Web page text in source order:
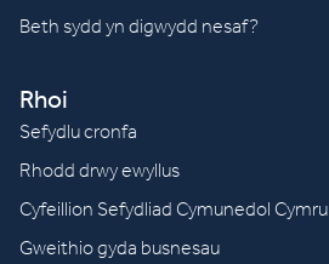
Beth sydd yn digwydd nesaf?
Rhoi
Sefydlu cronfa
Rhodd drwy ewyllus
Cyfeillion Sefydliad Cymunedol Cymru
Gweithio gyda busnesau